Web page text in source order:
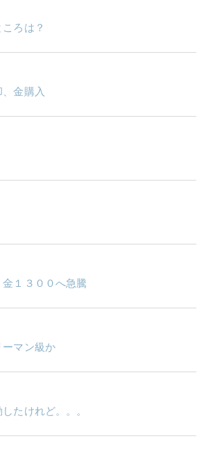
ろは？
金購入
１３００へ急騰
マン級か
たけれど。。。